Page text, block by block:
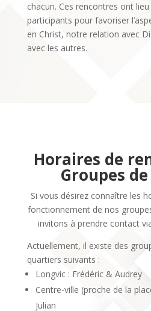
chacun. Ces rencontres ont
participants pour favoriser
en Christ, notre relation avec
avec les autres.
Horaires de
Groupes
Si vous désirez connaître les
fonctionnement de nos
invitons à prendre contact
Actuellement, il existe des
quartiers suivants :
Longvic : Frédéric & Audrey
Centre-ville (proche de la
Julian